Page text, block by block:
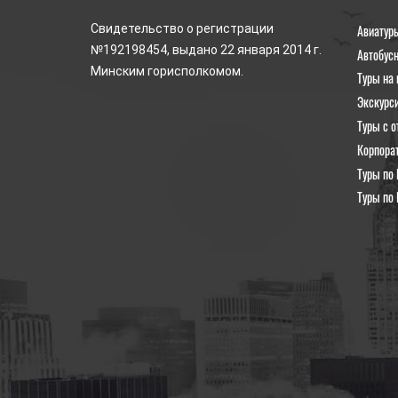
Свидетельство о регистрации
№192198454, выдано 22 января 2014 г.
Минским горисполкомом.
Туры на
Туры с
Туры по
Туры по